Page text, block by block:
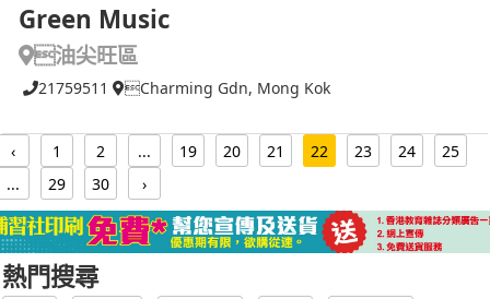
Green Music
油尖旺區
21759511 Charming Gdn, Mong Kok
‹ 1 2 ... 19 20 21 22 23 24
25
...
29 30 ›
熱門搜尋